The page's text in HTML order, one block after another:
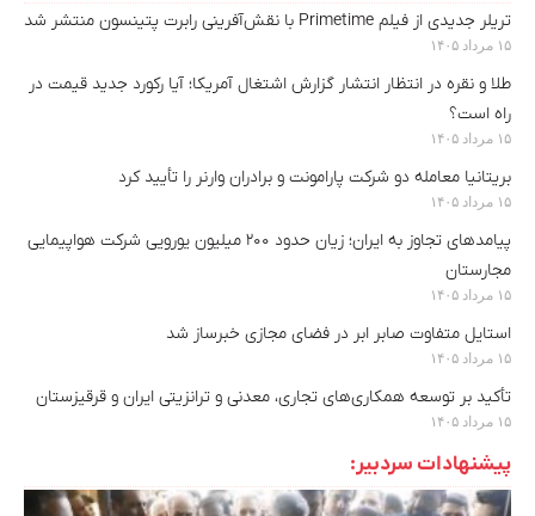
تریلر جدیدی از فیلم Primetime با نقش‌آفرینی رابرت پتینسون منتشر شد
۱۵ مرداد ۱۴۰۵
طلا و نقره در انتظار انتشار گزارش اشتغال آمریکا؛ آیا رکورد جدید قیمت در
راه است؟
۱۵ مرداد ۱۴۰۵
بریتانیا معامله دو شرکت پارامونت و برادران وارنر را تأیید کرد
۱۵ مرداد ۱۴۰۵
پیامدهای تجاوز به ایران؛ زیان حدود ۲۰۰ میلیون یورویی شرکت هواپیمایی
مجارستان
۱۵ مرداد ۱۴۰۵
استایل متفاوت صابر ابر در فضای مجازی خبرساز شد
۱۵ مرداد ۱۴۰۵
تأکید بر توسعه همکاری‌های تجاری، معدنی و ترانزیتی ایران و قرقیزستان
۱۵ مرداد ۱۴۰۵
پیشنهادات سردبیر: